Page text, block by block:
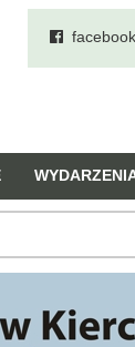
facebook